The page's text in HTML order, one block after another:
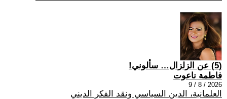
(5) عن الزلزال… سألوني!
فاطمة ناعوت
2026 / 8 / 9
العلمانية، الدين السياسي ونقد الفكر الديني